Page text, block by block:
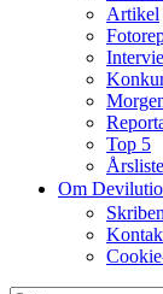
Artikel
Top 5
Om